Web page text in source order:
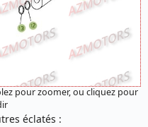
pour zoomer, ou cliquez pour
éclatés :